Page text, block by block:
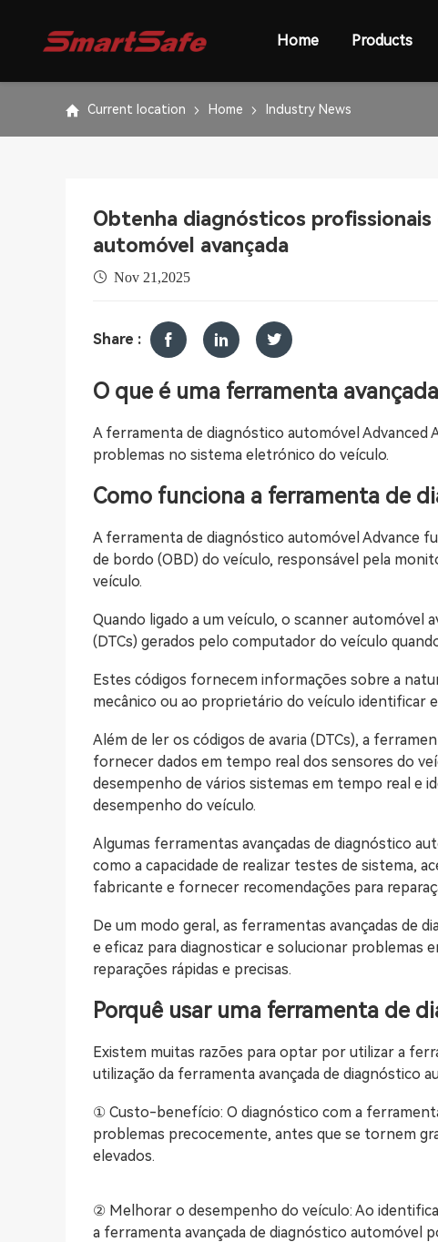
Home Products
Current location Home Industry News
Obtenha diagnósticos
automóvel avançada
Nov 21,2025
Share :
O que é uma ferramenta
A ferramenta de diagnóstico automóvel Advanced
problemas no sistema eletrónico do veículo.
Como funciona a ferramenta de
A ferramenta de diagnóstico automóvel Advance
de bordo (OBD) do veículo, responsável pela
veículo.
Quando ligado a um veículo, o scanner automóvel
(DTCs) gerados pelo computador do veículo
Estes códigos fornecem informações sobre a
mecânico ou ao proprietário do veículo identificar
Além de ler os códigos de avaria (DTCs), a
fornecer dados em tempo real dos sensores do
desempenho de vários sistemas em tempo real e
desempenho do veículo.
Algumas ferramentas avançadas de diagnóstico
como a capacidade de realizar testes de sistema,
fabricante e fornecer recomendações para
De um modo geral, as ferramentas avançadas de
e eficaz para diagnosticar e solucionar problemas
reparações rápidas e precisas.
Porquê usar uma ferramenta de
Existem muitas razões para optar por utilizar a
utilização da ferramenta avançada de diagnóstico
① Custo-benefício: O diagnóstico com a
problemas precocemente, antes que se tornem
elevados.
② Melhorar o desempenho do veículo: Ao
a ferramenta avançada de diagnóstico automóvel